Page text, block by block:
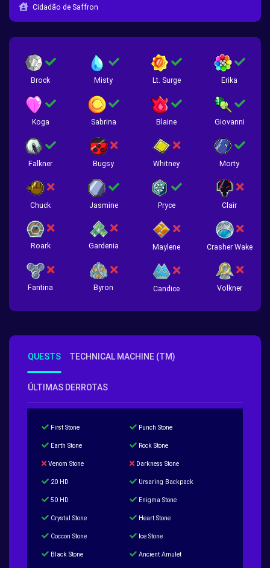
Cidadão de Saffron
Brock Misty Lt. Surge Erika
Koga Sabrina Blaine Giovanni
Falkner Bugsy Whitney Morty
Chuck Jasmine Pryce Clair
Roark Gardenia Maylene Crasher Wake
Fantina Byron Candice Volkner
QUESTS TECHNICAL MACHINE (TM)
ÚLTIMAS DERROTAS
First Stone Punch Stone
Earth Stone Rock Stone
Venom Stone Darkness Stone
20 HD Ursaring Backpack
50 HD Enigma Stone
Crystal Stone Heart Stone
Coccon Stone Ice Stone
Black Stone Ancient Amulet